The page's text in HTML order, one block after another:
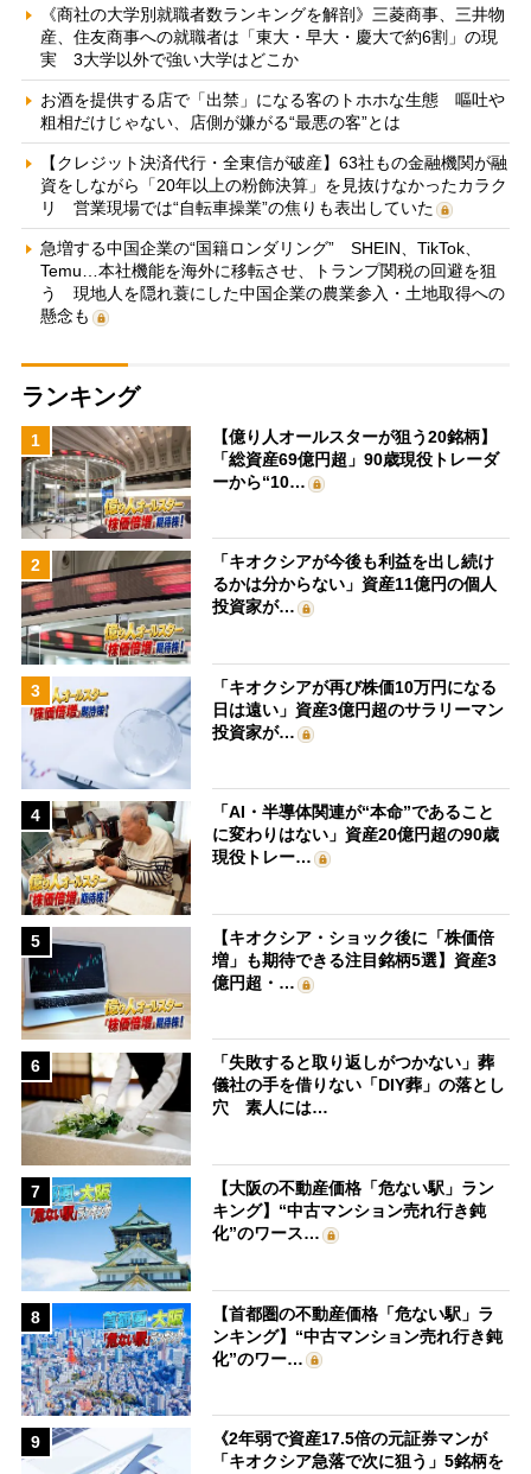
《商社の大学別就職者数ランキングを解剖》三菱商事、三井物
産、住友商事への就職者は「東大・早大・慶大で約6割」の現
実 3大学以外で強い大学はどこか
お酒を提供する店で「出禁」になる客のトホホな生態 嘔吐や
粗相だけじゃない、店側が嫌がる“最悪の客”とは
【クレジット決済代行・全東信が破産】63社もの金融機関が融
資をしながら「20年以上の粉飾決算」を見抜けなかったカラク
リ 営業現場では“自転車操業”の焦りも表出していた
急増する中国企業の“国籍ロンダリング” SHEIN、TikTok、
Temu…本社機能を海外に移転させ、トランプ関税の回避を狙
う 現地人を隠れ蓑にした中国企業の農業参入・土地取得への
懸念も
ランキング
1
【億り人オールスターが狙う20銘柄】
「総資産69億円超」90歳現役トレーダ
ーから“10…
2
「キオクシアが今後も利益を出し続け
るかは分からない」資産11億円の個人
投資家が…
3
「キオクシアが再び株価10万円になる
日は遠い」資産3億円超のサラリーマン
投資家が…
4
「AI・半導体関連が“本命”であること
に変わりはない」資産20億円超の90歳
現役トレー…
5
【キオクシア・ショック後に「株価倍
増」も期待できる注目銘柄5選】資産3
億円超・…
6
「失敗すると取り返しがつかない」葬
儀社の手を借りない「DIY葬」の落とし
穴 素人には…
7
【大阪の不動産価格「危ない駅」ラン
キング】“中古マンション売れ行き鈍
化”のワース…
8
【首都圏の不動産価格「危ない駅」ラ
ンキング】“中古マンション売れ行き鈍
化”のワー…
9
《2年弱で資産17.5倍の元証券マンが
「キオクシア急落で次に狙う」5銘柄を